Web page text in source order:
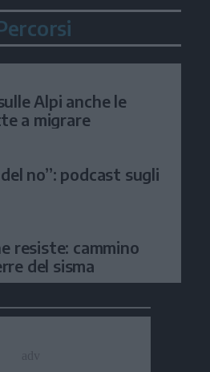
Alpi anche le
a migrare
no”: podcast sugli
resiste: cammino
del sisma